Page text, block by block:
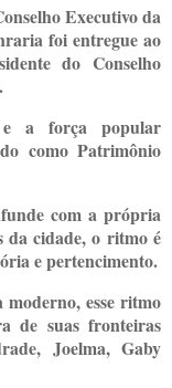
Executivo da
foi entregue ao
do Conselho
a força popular
como Patrimônio
com a própria
da cidade, o ritmo é
e pertencimento.
esse ritmo
de suas fronteiras
Joelma, Gaby